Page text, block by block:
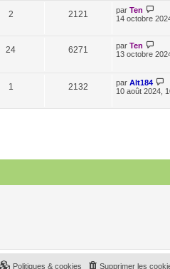
2 2121 par Ten
14 octobre
24 6271 par Ten
13 octobre
1 2132 par Alt184
10 août 2024,
Supprimer les
Politiques & cookies